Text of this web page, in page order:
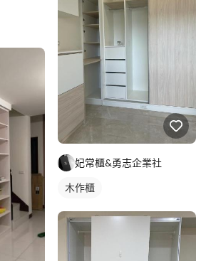
妃常櫃&勇志企業社
木作櫃